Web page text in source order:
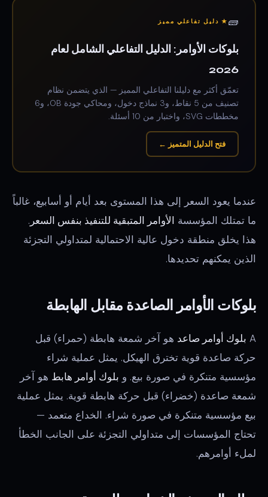
🧱 ★ دليل تفاعلي مميز
بلوكات الأوامر: الدليل التفاعلي الشامل لعام
2026
تعمّق أكثر مع دليلنا التفاعلي المميز — الذي يتضمن نظام
تصنيف من 5 نقاط، و3 نماذج دخول، ومحاكي جودة OB، و6
مخططات SVG، واختبار من 10 أسئلة.
فتح الدليل المتميز ←
عندما يعود السعر إلى هذا المستوى بعد أيام أو أسابيع، غالباً
ما تمتلك المؤسسة الأوامر المتبقية للتنفيذ بنفس السعر .
هذا يخلق منطقة دخول عالية الاحتمالية لمتداولي التجزئة
الذين يمكنهم تحديدها.
بلوكات الأوامر الصاعدة مقابل الهابطة
A بلوك أوامر صاعد هو آخر شمعة هابطة (حمراء) قبل
حركة صاعدة قوية تخترق الهيكل. يمثل عملية شراء
مؤسسية متنكرة في صورة بيع. و بلوك أوامر هابط هو آخر
شمعة صاعدة (خضراء) قبل حركة هابطة قوية. يمثل عملية
بيع مؤسسية متنكرة في صورة شراء. الخداع متعمد —
تحتاج المؤسسات إلى متداولي التجزئة على الجانب الخطأ
لملء أوامرهم.